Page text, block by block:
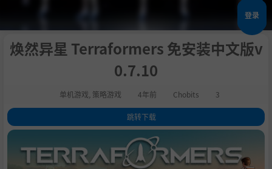
登录
焕然异星 Terraformers 免安装中文版v
0.7.10
单机游戏 策略游戏 4年前 Chobits 3
跳转下载
1.关于这款游戏
.系统需求
支持作者